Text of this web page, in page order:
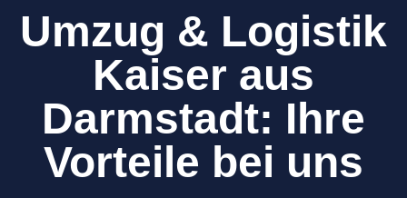
Umzug & Logistik
Kaiser aus
Darmstadt: Ihre
Vorteile bei uns